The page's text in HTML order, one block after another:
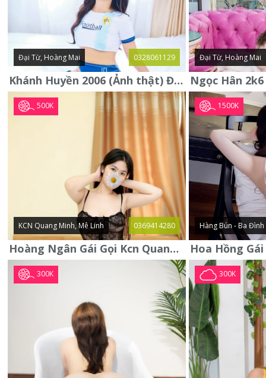
Đại Từ, Hoàng Mai 0328061129
Khánh Huyền 2006 (Ảnh thật) Đại từ - Hoàng Mai
Đại Từ, Hoàng Mai
500K
KCN Quang Minh, Mê Linh 0369414280
Hoàng Ngân Gái Gọi Kcn Quang Minh - Mê Linh . Hàng Vip Lần Đầu
1500K
Hàng Bún - Ba Đình
300K 300K